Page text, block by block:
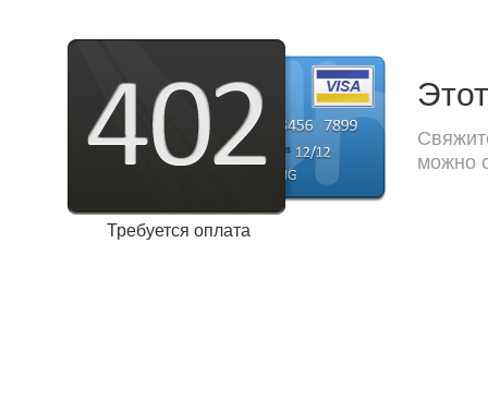
Требуется оплата
можно